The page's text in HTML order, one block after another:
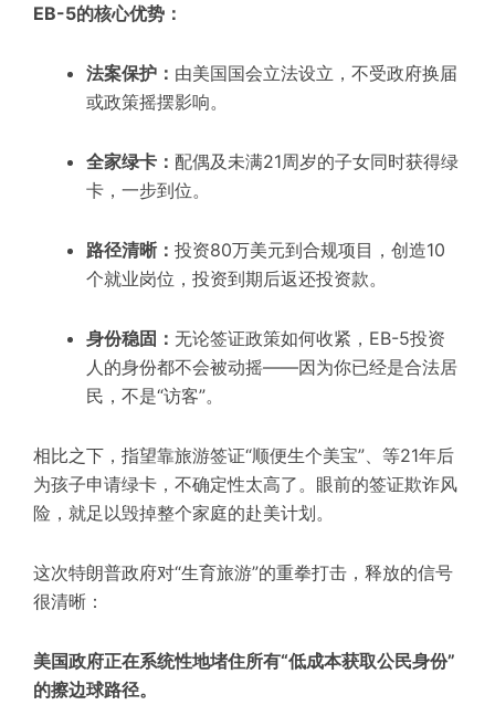
EB-5的核心优势：
法案保护 ： 由美国国会立法设立，不受政府换届
或政策摇摆影响。
全家绿卡 ： 配偶及未满21周岁的子女同时获得绿
卡，一步到位。
路径清晰： 投资80万美元到合规项目，创造10
个就业岗位， 投资到期后返还投资款。
身份稳固 ： 无论签证政策如何收紧，EB-5投资
人的身份都不会被动摇——因为你已经是合法居
民，不是“访客”。
相比之下，指望靠旅游签证“顺便生个美宝”、等21年后
为孩子申请绿卡，不确定性太高了。眼前的签证欺诈风
险，就足以毁掉整个家庭的赴美计划。
这次特朗普政府对“生育旅游”的重拳打击，释放的信号
很清晰：
美国政府正在系统性地堵住所有“低成本获取公民身份”
的擦边球路径。